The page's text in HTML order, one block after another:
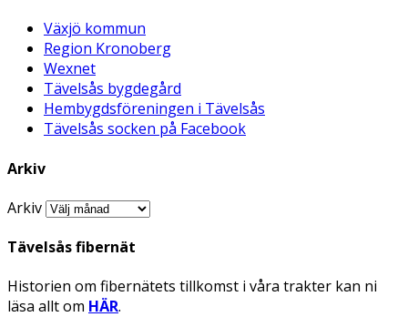
Växjö kommun
Region Kronoberg
Wexnet
Tävelsås bygdegård
Hembygdsföreningen i Tävelsås
Tävelsås socken på Facebook
Arkiv
Arkiv
Tävelsås fibernät
Historien om fibernätets tillkomst i våra trakter kan ni
läsa allt om HÄR.